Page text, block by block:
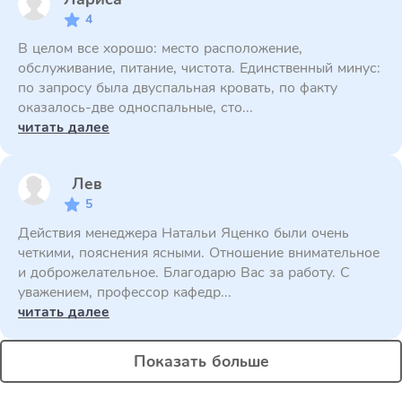
4
В целом все хорошо: место расположение,
обслуживание, питание, чистота. Единственный минус:
по запросу была двуспальная кровать, по факту
оказалось-две односпальные, сто...
читать далее
Лев
5
Действия менеджера Натальи Яценко были очень
четкими, пояснения ясными. Отношение внимательное
и доброжелательное. Благодарю Вас за работу. С
уважением, профессор кафедр...
читать далее
Показать больше